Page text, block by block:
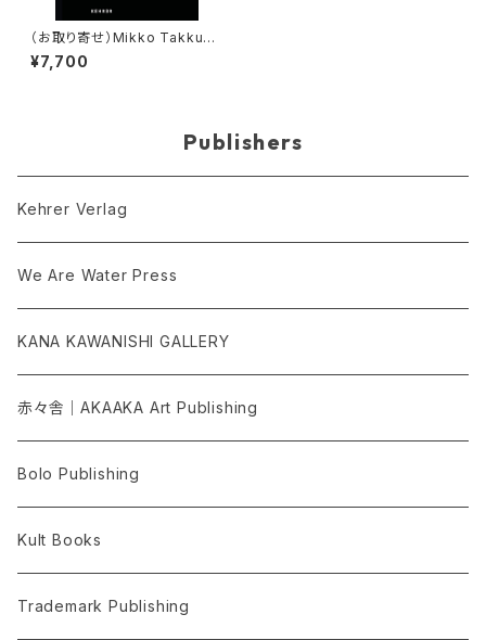
（お取り寄せ）Mikko Takkune
n: Hong Kong
¥7,700
Publishers
Kehrer Verlag
We Are Water Press
KANA KAWANISHI GALLERY
赤々舎｜AKAAKA Art Publishing
Bolo Publishing
Kult Books
Trademark Publishing